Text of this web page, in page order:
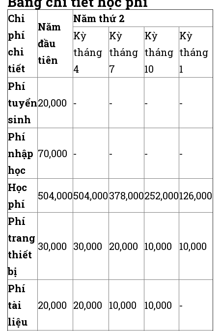
Chi
phí
chi
tiết
Năm
đầu
tiên
Năm thứ 2
Kỳ
tháng
4
Kỳ
tháng
7
Kỳ
tháng
10
Kỳ
tháng
1
Phí
tuyển
sinh
20,000 - - - -
Phí
nhập
học
70,000 - - - -
Học
phí
504,000504,000378,000252,000126,000
Phí
trang
thiết
bị
30,000 30,000 20,000 10,000 10,000
Phí
tài
liệu
20,000 20,000 10,000 10,000 -